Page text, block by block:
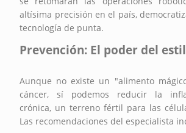
altísima precisión en el país,
tecnología de punta.
Prevención: El poder del
Aunque no existe un "alimento
cáncer, sí podemos reducir la
crónica, un terreno fértil para las
Las recomendaciones del especialista